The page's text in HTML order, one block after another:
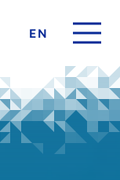
EN